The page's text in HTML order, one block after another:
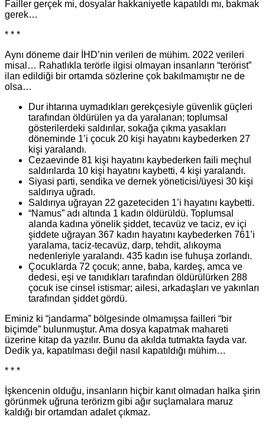
Failler gerçek mi, dosyalar hakkaniyetle kapatıldı mı, bakmak
gerek…
* * *
Aynı döneme dair İHD’nin verileri de mühim. 2022 verileri
misal… Rahatlıkla terörle ilgisi olmayan insanların “terörist”
ilan edildiği bir ortamda sözlerine çok bakılmamıştır ne de
olsa…
Dur ihtarına uymadıkları gerekçesiyle güvenlik güçleri
tarafından öldürülen ya da yaralanan; toplumsal
gösterilerdeki saldırılar, sokağa çıkma yasakları
döneminde 1’i çocuk 20 kişi hayatını kaybederken 27
kişi yaralandı.
Cezaevinde 81 kişi hayatını kaybederken faili meçhul
saldırılarda 10 kişi hayatını kaybetti, 4 kişi yaralandı.
Siyasi parti, sendika ve dernek yöneticisi/üyesi 30 kişi
saldırıya uğradı.
Saldırıya uğrayan 22 gazeteciden 1’i hayatını kaybetti.
“Namus” adı altında 1 kadın öldürüldü. Toplumsal
alanda kadına yönelik şiddet, tecavüz ve taciz, ev içi
şiddete uğrayan 367 kadın hayatını kaybederken 761’i
yaralama, taciz-tecavüz, darp, tehdit, alıkoyma
nedenleriyle yaralandı. 435 kadın ise fuhuşa zorlandı.
Çocuklarda 72 çocuk; anne, baba, kardeş, amca ve
dedesi, eşi ve tanıdıkları tarafından öldürülürken 288
çocuk ise cinsel istismar; ailesi, arkadaşları ve yakınları
tarafından şiddet gördü.
Eminiz ki “jandarma” bölgesinde olmamışsa failleri “bir
biçimde” bulunmuştur. Ama dosya kapatmak mahareti
üzerine kitap da yazılır. Bunu da akılda tutmakta fayda var.
Dedik ya, kapatılması değil nasıl kapatıldığı mühim…
* * *
İşkencenin olduğu, insanların hiçbir kanıt olmadan halka şirin
görünmek uğruna terörizm gibi ağır suçlamalara maruz
kaldığı bir ortamdan adalet çıkmaz.